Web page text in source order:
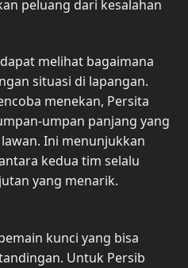
peluang dari kesalahan
melihat bagaimana
situasi di lapangan.
menekan, Persita
umpan panjang yang
Ini menunjukkan
kedua tim selalu
yang menarik.
kunci yang bisa
Untuk Persib